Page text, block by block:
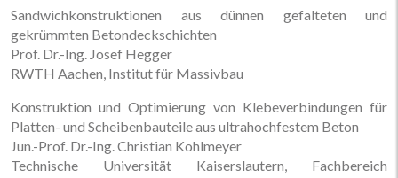
Sandwichkonstruktionen aus dünnen gefalteten und
gekrümmten Betondeckschichten
Prof. Dr.-Ing. Josef Hegger
RWTH Aachen, Institut für Massivbau
Konstruktion und Optimierung von Klebeverbindungen für
Platten- und Scheibenbauteile aus ultrahochfestem Beton
Jun.-Prof. Dr.-Ing. Christian Kohlmeyer
Technische Universität Kaiserslautern, Fachbereich